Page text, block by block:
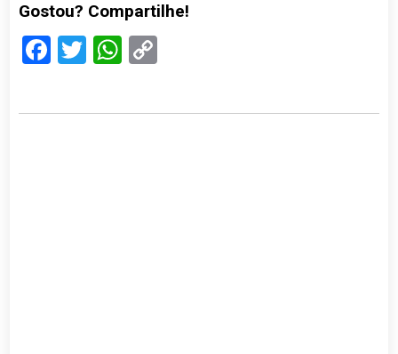
Gostou? Compartilhe!
Facebook
TwitterWhatsApp